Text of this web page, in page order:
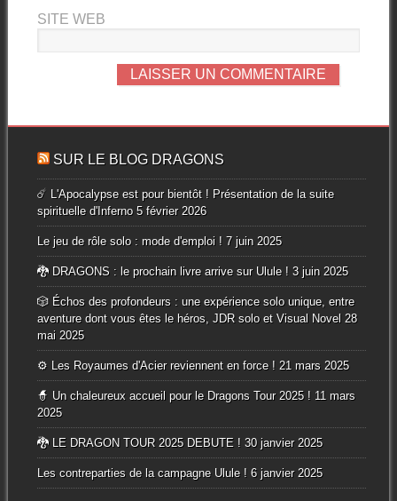
SITE WEB
SUR LE BLOG DRAGONS
☄️ L'Apocalypse est pour bientôt ! Présentation de la suite
spirituelle d'Inferno 5 février 2026
Le jeu de rôle solo : mode d'emploi ! 7 juin 2025
🐉 DRAGONS : le prochain livre arrive sur Ulule ! 3 juin 2025
🎲 Échos des profondeurs : une expérience solo unique, entre
aventure dont vous êtes le héros, JDR solo et Visual Novel 28
mai 2025
⚙️ Les Royaumes d'Acier reviennent en force ! 21 mars 2025
🧙 Un chaleureux accueil pour le Dragons Tour 2025 ! 11 mars
2025
🐉 LE DRAGON TOUR 2025 DEBUTE ! 30 janvier 2025
Les contreparties de la campagne Ulule ! 6 janvier 2025